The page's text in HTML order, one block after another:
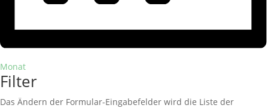
Monat
Filter
Das Ändern der Formular-Eingabefelder wird die Liste der